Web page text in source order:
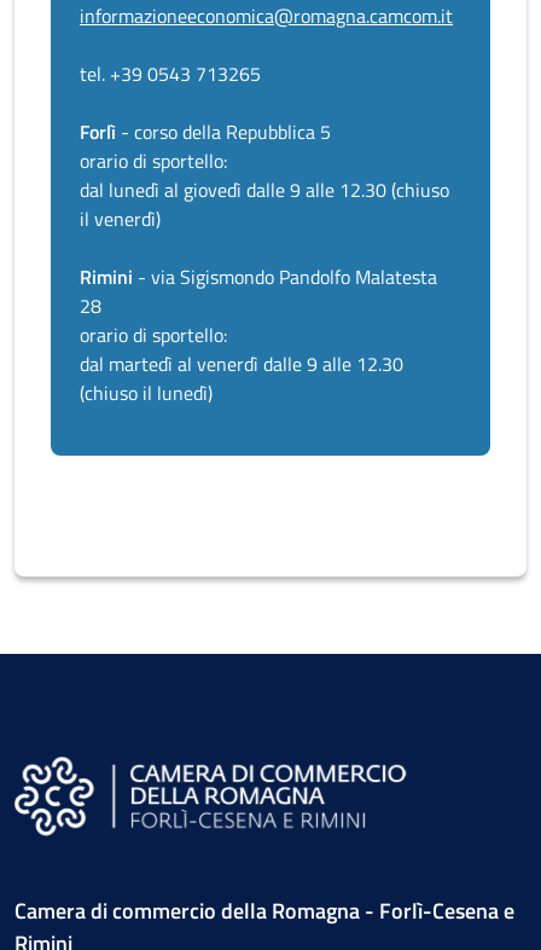
informazioneeconomica@romagna.camcom.it
tel. +39 0543 713265
Forlì - corso della Repubblica 5
orario di sportello:
dal lunedì al giovedì dalle 9 alle 12.30 (chiuso
il venerdì)
Rimini - via Sigismondo Pandolfo Malatesta
28
orario di sportello:
dal martedì al venerdì dalle 9 alle 12.30
(chiuso il lunedì)
Camera di commercio della Romagna - Forlì-Cesena e
Rimini